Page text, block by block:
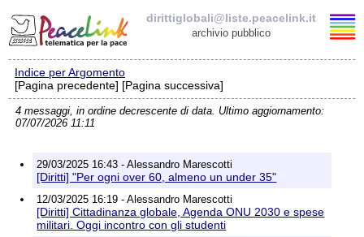
dirittiglobali@liste.peacelink.it
archivio pubblico
Elenco delle liste
dirittiglobali@liste.peacelink.it
Informativa sulla privacy
Indice per Argomento
[Pagina precedente] [Pagina successiva]
4 messaggi, in ordine decrescente di data. Ultimo aggiornamento:
07/07/2026 11:11
29/03/2025 16:43 - Alessandro Marescotti
[Diritti] "Per ogni over 60, almeno un under 35"
12/03/2025 16:19 - Alessandro Marescotti
[Diritti] Cittadinanza globale, Agenda ONU 2030 e spese
militari. Oggi incontro con gli studenti